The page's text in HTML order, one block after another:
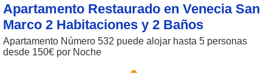
Apartamento Restaurado en Venecia San
Marco 2 Habitaciones y 2 Baños
Apartamento Número 532 puede alojar hasta 5 personas
desde 150€ por Noche